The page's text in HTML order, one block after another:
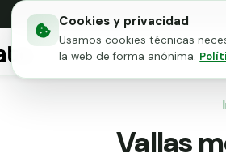
Cookies y privacidad
Usamos cookies técnicas
la web de forma anónima.
Mallas metálicas
Vallas